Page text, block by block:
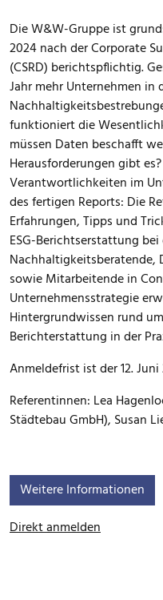
Die W&W-Gruppe ist
2024 nach der Corporate
(CSRD) berichtspflichtig.
Jahr mehr Unternehmen in
funktioniert die
müssen Daten beschafft
Herausforderungen gibt
Verantwortlichkeiten im
des fertigen Reports: Die
Erfahrungen, Tipps und
ESG-Berichtserstattung
Nachhaltigkeitsberatende,
sowie Mitarbeitende in
Unternehmensstrategie
Hintergrundwissen rund
Berichterstattung in der
Anmeldefrist ist der 12. Juni
Referentinnen: Lea
Städtebau GmbH), Susan
Weitere Informationen
Direkt anmelden